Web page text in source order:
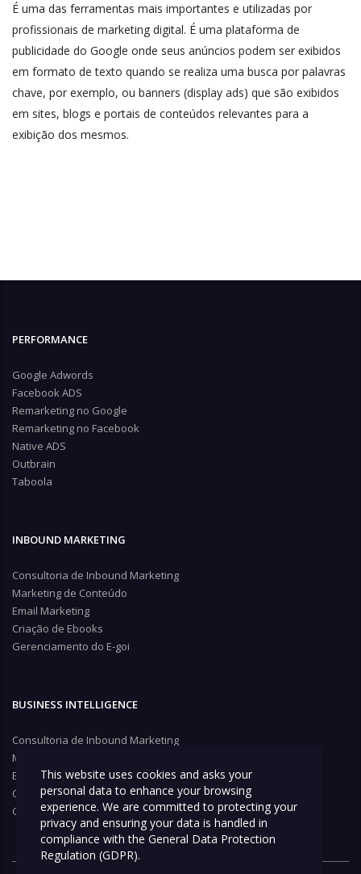
É uma das ferramentas mais importantes e utilizadas por
profissionais de marketing digital. É uma plataforma de
publicidade do Google onde seus anúncios podem ser exibidos
em formato de texto quando se realiza uma busca por palavras
chave, por exemplo, ou banners (display ads) que são exibidos
em sites, blogs e portais de conteúdos relevantes para a
exibição dos mesmos.
PERFORMANCE
Google Adwords
Facebook ADS
Remarketing no Google
Remarketing no Facebook
Native ADS
Outbrain
Taboola
INBOUND MARKETING
Consultoria de Inbound Marketing
Marketing de Conteúdo
Email Marketing
Criação de Ebooks
Gerenciamento do E-goi
BUSINESS INTELLIGENCE
Consultoria de Inbound Marketing
Marketing de Conteúdo
Email Marketing
Criação de Ebooks
Gerenciamento do E-goi
This website uses cookies and asks your
personal data to enhance your browsing
experience. We are committed to protecting your
privacy and ensuring your data is handled in
compliance with the General Data Protection
Regulation (GDPR).